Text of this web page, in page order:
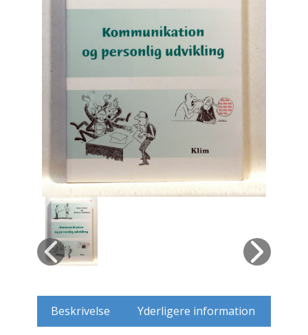
Fantasy / Sciencefiction
Filosofi
Håndværk
Historie
Hobby
Hus / Have
Husdyr
Beskrivelse Yderligere information